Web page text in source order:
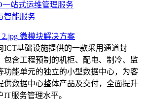
一站式运维管理服务
智能服务
微模块解决方案
ICT基础设施提供的一款采用通道封
包含工程预制的机柜、配电、制冷、监
功能单元的独立的小型数据中心，为客
供数据中心整体产品及交付，全面提升
IT服务管理水平。